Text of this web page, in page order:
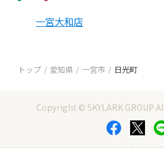
一宮大和店
トップ 愛知県 一宮市 日光町
Copyright © SKYLARK GROUP